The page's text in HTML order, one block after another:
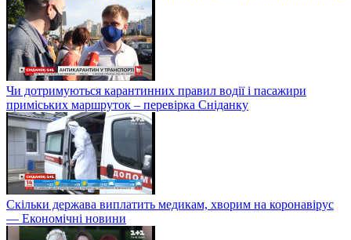
Чи дотримуються карантинних правил водії і пасажири
приміських маршруток – перевірка Сніданку
Скільки держава виплатить медикам, хворим на коронавірус
— Економічні новини